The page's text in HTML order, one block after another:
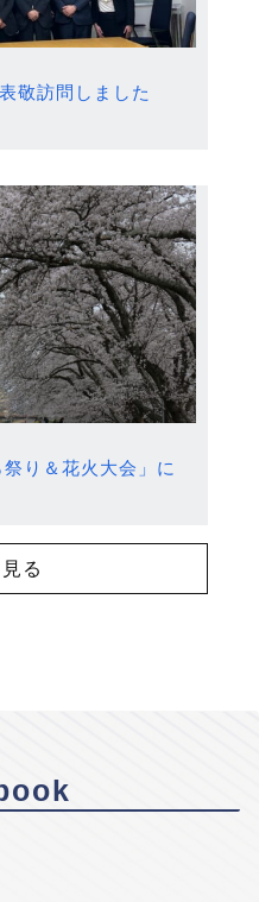
敬訪問しました
り＆花火大会」に
る